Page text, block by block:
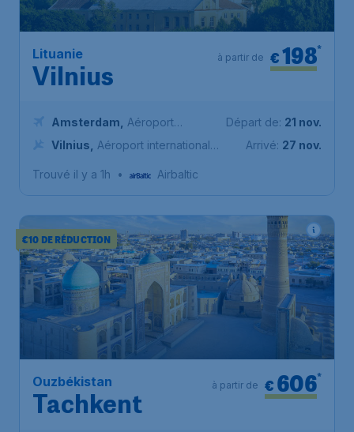
Lituanie
Vilnius
€198*
à partir de
Amsterdam
Aéroport
Schiphol (Amsterdam)
Vilnius
Aéroport international
Départ de: 21 nov.
Arrivé: 27 nov.
Trouvé il y a 1h • Airbaltic
€10 DE RÉDUCTION
Ouzbékistan
Tachkent
€ 606*
à partir de